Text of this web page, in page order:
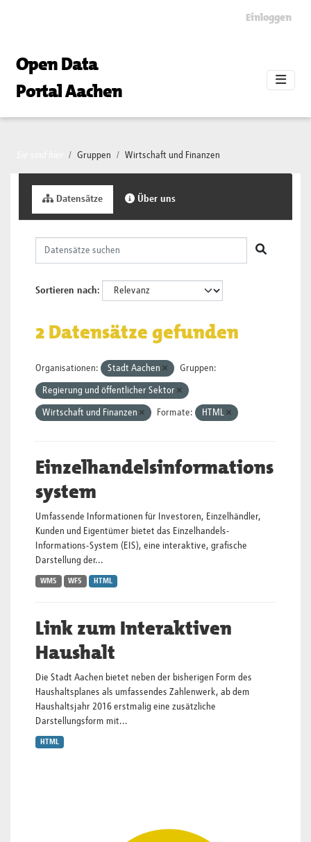
Einloggen
Open Data
Portal Aachen
Gruppen Wirtschaft und Finanzen
Datensätze Über uns
Sortieren nach
2 Datensätze gefunden
Organisationen: Stadt Aachen Gruppen:
Regierung und öffentlicher Sektor
Wirtschaft und Finanzen Formate: HTML
Einzelhandelsinformations
system
Umfassende Informationen für Investoren, Einzelhändler,
Kunden und Eigentümer bietet das Einzelhandels-
Informations-System (EIS), eine interaktive, grafische
Darstellung der...
WMS WFS HTML
Link zum Interaktiven
Haushalt
Die Stadt Aachen bietet neben der bisherigen Form des
Haushaltsplanes als umfassendes Zahlenwerk, ab dem
Haushaltsjahr 2016 erstmalig eine zusätzliche
Darstellungsform mit...
HTML